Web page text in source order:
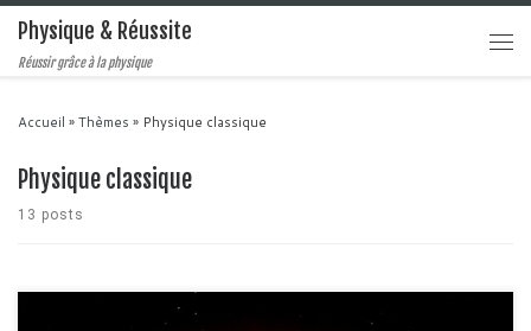
Physique & Réussite
Réussir grâce à la physique
Accueil »Thèmes » Physique classique
Physique classique
13 posts